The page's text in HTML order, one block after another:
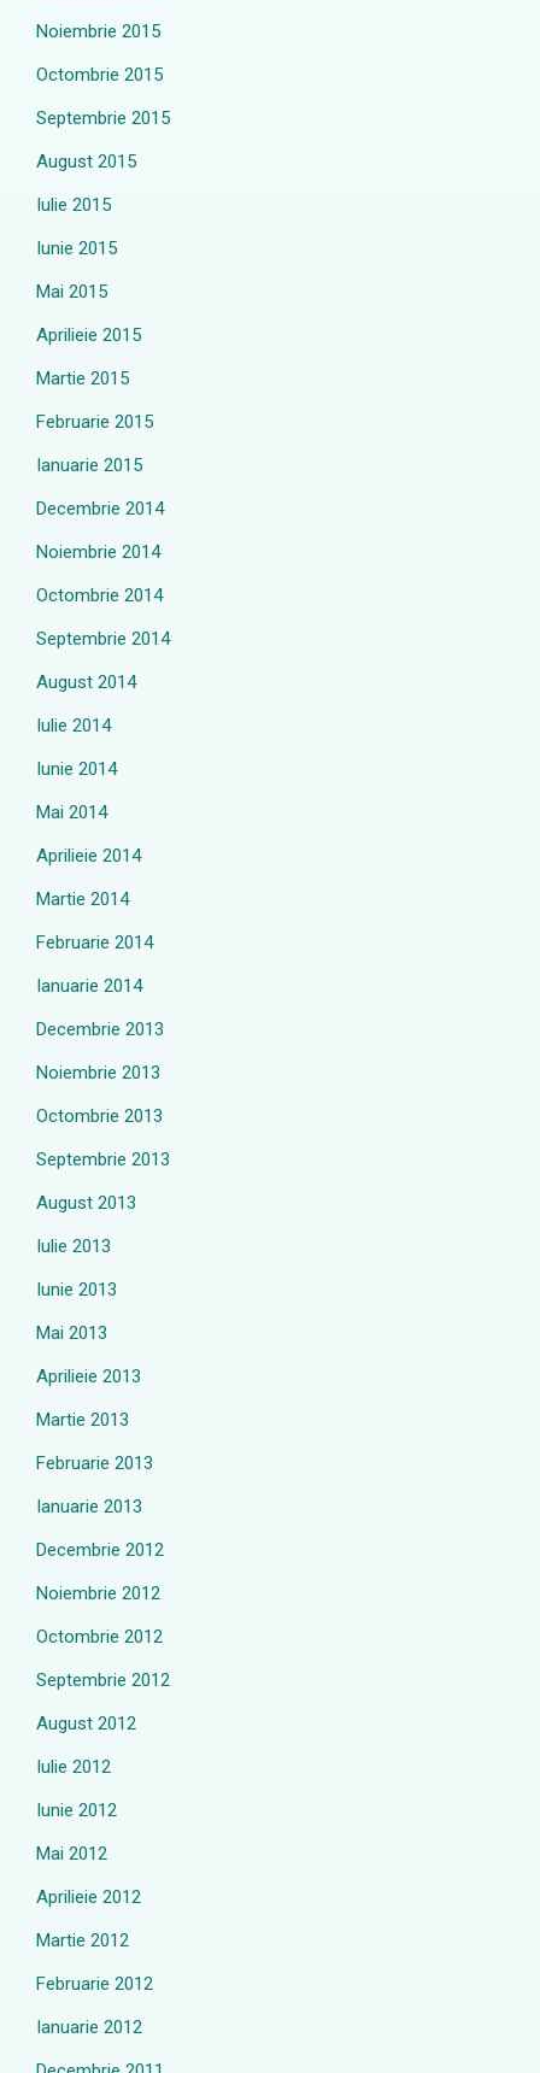
Noiembrie 2015
Octombrie 2015
Septembrie 2015
August 2015
Iulie 2015
Iunie 2015
Mai 2015
Aprilieie 2015
Martie 2015
Februarie 2015
Ianuarie 2015
Decembrie 2014
Noiembrie 2014
Octombrie 2014
Septembrie 2014
August 2014
Iulie 2014
Iunie 2014
Mai 2014
Aprilieie 2014
Martie 2014
Februarie 2014
Ianuarie 2014
Decembrie 2013
Noiembrie 2013
Octombrie 2013
Septembrie 2013
August 2013
Iulie 2013
Iunie 2013
Mai 2013
Aprilieie 2013
Martie 2013
Februarie 2013
Ianuarie 2013
Decembrie 2012
Noiembrie 2012
Octombrie 2012
Septembrie 2012
August 2012
Iulie 2012
Iunie 2012
Mai 2012
Aprilieie 2012
Martie 2012
Februarie 2012
Ianuarie 2012